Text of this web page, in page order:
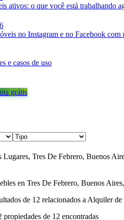
ativos: o que você está trabalhando
no Instagram e no Facebook com
e casos de uso
grátis
Lugares, Tres De Febrero, Buenos
en Tres De Febrero, Buenos
de 12 relacionados a Alquiler de
propiedades de 12 encontradas